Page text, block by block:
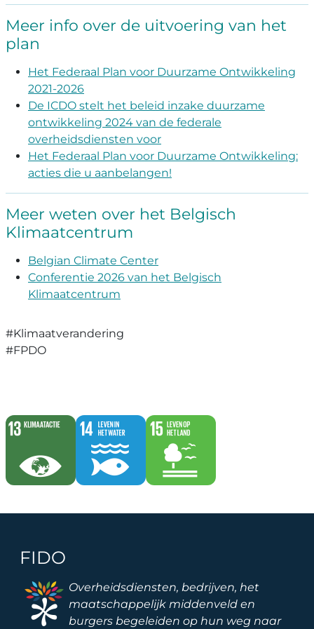
Meer info over de uitvoering van het
plan
Het Federaal Plan voor Duurzame Ontwikkeling
2021-2026
De ICDO stelt het beleid inzake duurzame
ontwikkeling 2024 van de federale
overheidsdiensten voor
Het Federaal Plan voor Duurzame Ontwikkeling:
acties die u aanbelangen!
Meer weten over het Belgisch
Klimaatcentrum
Belgian Climate Center
Conferentie 2026 van het Belgisch
Klimaatcentrum
#Klimaatverandering
#FPDO
FIDO
Image
Overheidsdiensten, bedrijven, het
maatschappelijk middenveld en
burgers begeleiden op hun weg naar